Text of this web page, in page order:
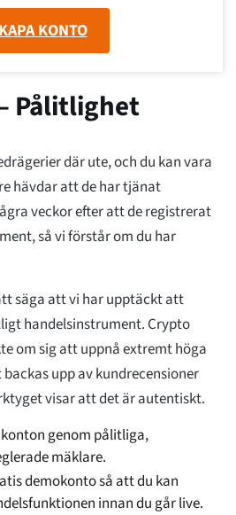
KONTO
Pålitlighet
där ute, och du kan vara
hävdar att de har tjänat
veckor efter att de registrerat
så vi förstår om du har
säga att vi har upptäckt att
handelsinstrument. Crypto
om sig att uppnå extremt höga
upp av kundrecensioner
visar att det är autentiskt.
genom pålitliga,
mäklare.
demokonto så att du kan
innan du går live.